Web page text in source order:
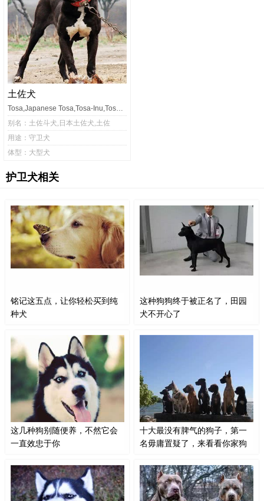
土佐犬
别名：土佐斗犬,日本土佐犬,土佐
用途：守卫犬
体型：大型犬
护卫犬相关
铭记这五点，让你轻松买到纯
种犬
欢养纯种犬，而且更多人喜欢养纯
种犬了，不是说土狗或者杂交犬就
不好，从某些方面来说，纯种犬确
实外观更漂亮些，智商也比较高，
和人相处起来性格更温顺。所谓萝
卜白菜各有所爱，喜欢养纯种犬并
没有什么不对的！
这种狗狗终于被正名了，田园
犬不开心了
国家经常见到的品种之一—台湾
犬，台湾犬是指在台湾各处可见的
狗狗的总称，它的特点是智商高、
领悟力强...
这几种狗别随便养，不然它会
一直效忠于你
给大家所列举的几种狗，不建议随
便养，因为它们都很忠诚，养了就
会一直效忠于你哦，你家上榜了
十大最没有脾气的狗子，第一
名毋庸置疑了，来看看你家狗
虑自身需求还要照顾到邻里的感受
最好饲养一些温柔脾气小的狗子养
着舒心顺便还能提高邻居对狗的好